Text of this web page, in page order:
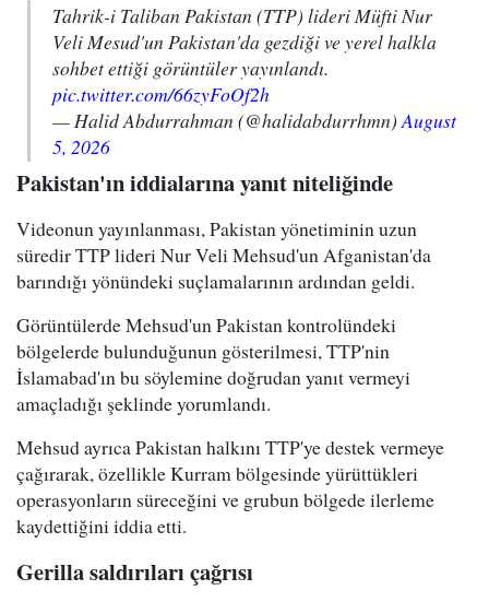
Tahrik-i Taliban Pakistan (TTP) lideri Müfti Nur
Veli Mesud'un Pakistan'da gezdiği ve yerel halkla
sohbet ettiği görüntüler yayınlandı.
pic.twitter.com/66zyFoOf2h
— Halid Abdurrahman (@halidabdurrhmn) August
5, 2026
Pakistan'ın iddialarına yanıt niteliğinde
Videonun yayınlanması, Pakistan yönetiminin uzun
süredir TTP lideri Nur Veli Mehsud'un Afganistan'da
barındığı yönündeki suçlamalarının ardından geldi.
Görüntülerde Mehsud'un Pakistan kontrolündeki
bölgelerde bulunduğunun gösterilmesi, TTP'nin
İslamabad'ın bu söylemine doğrudan yanıt vermeyi
amaçladığı şeklinde yorumlandı.
Mehsud ayrıca Pakistan halkını TTP'ye destek vermeye
çağırarak, özellikle Kurram bölgesinde yürüttükleri
operasyonların süreceğini ve grubun bölgede ilerleme
kaydettiğini iddia etti.
Gerilla saldırıları çağrısı